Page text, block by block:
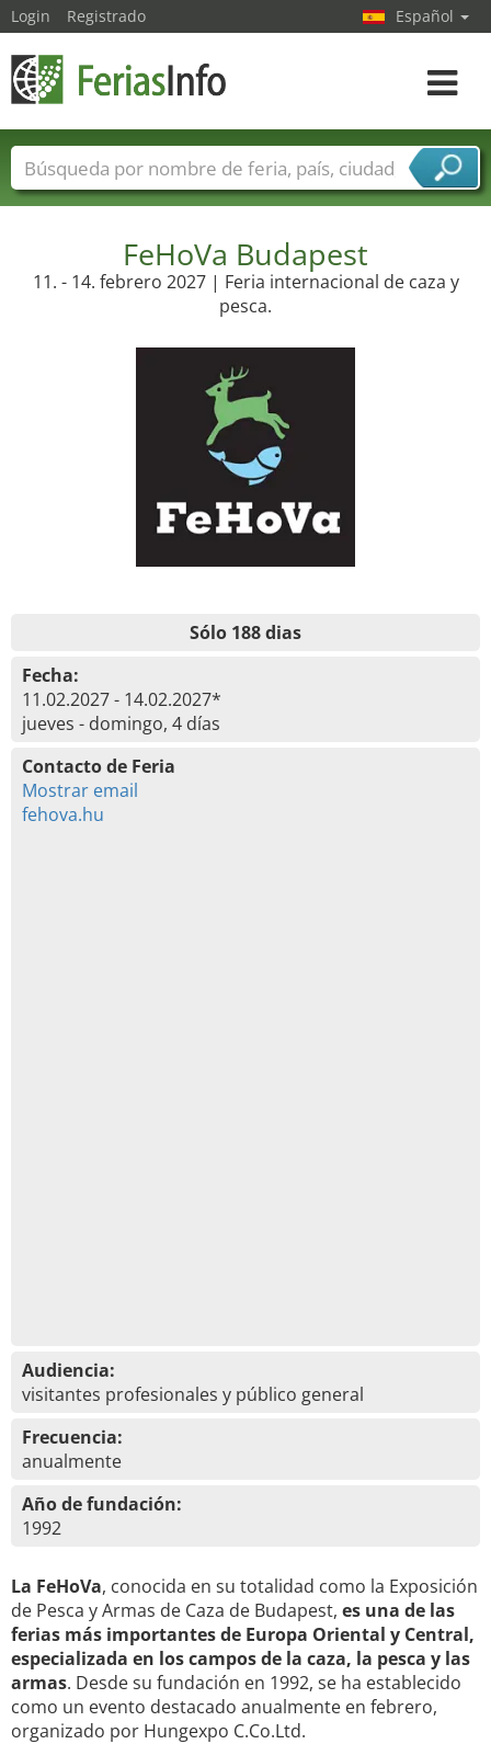
FeHoVa Budapest
11. - 14. febrero 2027 | Feria internacional de caza y
pesca.
Sólo 188 dias
Fecha:
11.02.2027 - 14.02.2027*
jueves - domingo, 4 días
Contacto de Feria
Mostrar email
fehova.hu
Audiencia:
visitantes profesionales y público general
Frecuencia:
anualmente
Año de fundación:
1992
La FeHoVa, conocida en su totalidad como la Exposición
de Pesca y Armas de Caza de Budapest, es una de las
ferias más importantes de Europa Oriental y Central,
especializada en los campos de la caza, la pesca y las
armas. Desde su fundación en 1992, se ha establecido
como un evento destacado anualmente en febrero,
organizado por Hungexpo C.Co.Ltd.
Login Registrado Español
toggle
Nombres de ferias Países
Ciudades
Sectores de proveedor de servicios